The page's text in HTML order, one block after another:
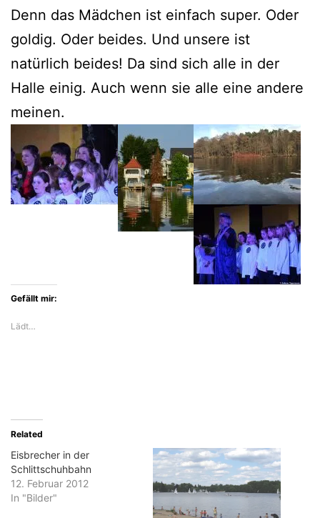
Denn das Mädchen ist einfach super. Oder
goldig. Oder beides. Und unsere ist
natürlich beides! Da sind sich alle in der
Halle einig. Auch wenn sie alle eine andere
meinen.
Gefällt mir:
Lädt…
Related
Eisbrecher in der
Schlittschuhbahn
12. Februar 2012
In "Bilder"